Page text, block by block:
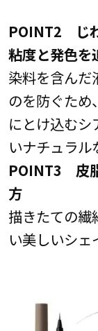
POINT2 じ
粘度と発色を
染料を含んだ
のを防ぐた
にとけ込むシ
いナチュラル
POINT3 皮
方
描きたての繊
い美しいシェ